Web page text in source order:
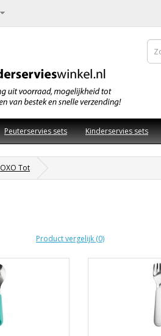
Peuterservies sets Kinderservies sets
OXO Tot
Product vergelijk (0)